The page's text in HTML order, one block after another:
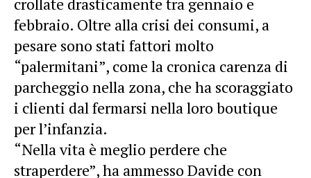
febbraio. Oltre alla crisi dei consumi, a
pesare sono stati fattori molto
“palermitani”, come la cronica carenza di
parcheggio nella zona, che ha scoraggiato
i clienti dal fermarsi nella loro boutique
per l’infanzia.
“Nella vita è meglio perdere che
straperdere”, ha ammesso Davide con